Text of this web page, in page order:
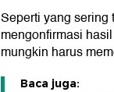
Seperti yang
mengonfirmasi
mungkin harus
Baca juga: